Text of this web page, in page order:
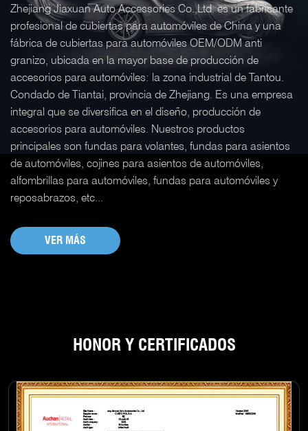
Zhejiang Jiaxuan Auto Accessories Co.,Ltd. es un fabricante
profesional de cubiertas para automóviles de China y una
fábrica de cubiertas para automóviles OEM/ODM anti
granizo, ubicada en la mayor base de producción de
accesorios para automóviles: la zona industrial de Tantou.
Condado de Tiantai, provincia de Zhejiang. Es una empresa
integral que se diversifica en el diseño, producción de
accesorios para automóviles. Nuestros productos
principales son fundas para volantes, fundas para asientos
de automóviles, cojines para asientos de automóviles,
alfombrillas para automóviles, fundas para automóviles y
reposabrazos, etc...
VER MÁS
HONOR Y CERTIFICADOS